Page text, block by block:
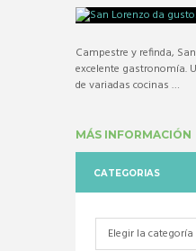
Campestre y refinda,
excelente gastronomía.
de variadas cocinas …
MÁS INFORMACIÓN
CATEGORIAS
Categorias